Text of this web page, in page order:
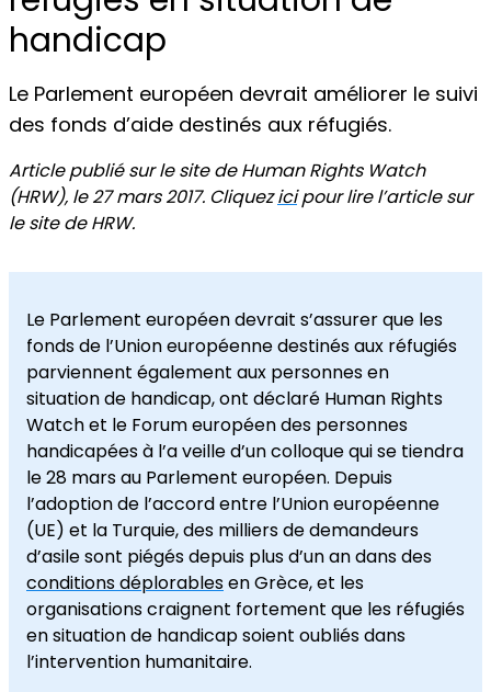
handicap
Le Parlement européen devrait améliorer le suivi
des fonds d’aide destinés aux réfugiés.
Article publié sur le site de Human Rights Watch
(HRW), le 27 mars 2017. Cliquezicipour lire l’article sur
le site de HRW.
Le Parlement européen devrait s’assurer que les
fonds de l’Union européenne destinés aux réfugiés
parviennent également aux personnes en
situation de handicap, ont déclaré Human Rights
Watch et le Forum européen des personnes
handicapées à l’a veille d’un colloque qui se tiendra
le 28 mars au Parlement européen. Depuis
l’adoption de l’accord entre l’Union européenne
(UE) et la Turquie, des milliers de demandeurs
d’asile sont piégés depuis plus d’un an dans des
conditions déplorablesen Grèce, et les
organisations craignent fortement que les réfugiés
en situation de handicap soient oubliés dans
l’intervention humanitaire.